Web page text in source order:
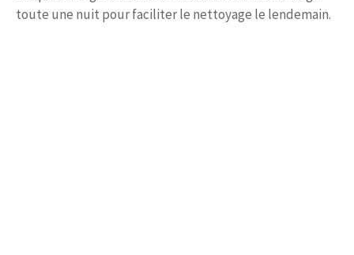
toute une nuit pour faciliter le nettoyage le lendemain.